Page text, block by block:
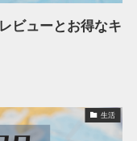
ビューとお得なキ
生活